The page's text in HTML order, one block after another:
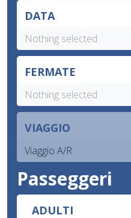
DATA
Nothing selected
FERMATE
Nothing selected
VIAGGIO
Viaggio A/R
Passeggeri
ADULTI